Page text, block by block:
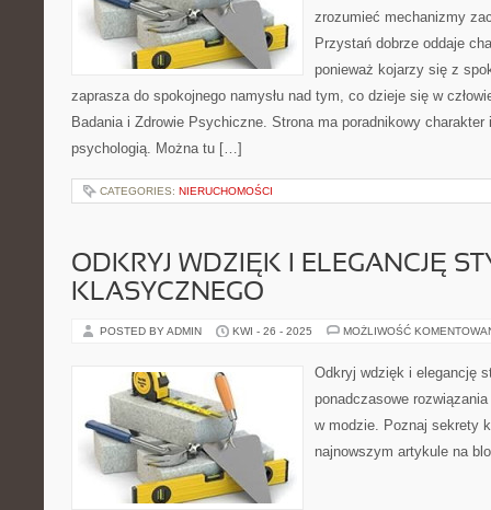
zrozumieć mechanizmy
Przystań dobrze oddaje
ponieważ kojarzy się z
zaprasza do spokojnego namysłu nad tym, co dzieje się w
Badania i Zdrowie Psychiczne. Strona ma poradnikowy
psychologią. Można tu […]
CATEGORIES: NIERUCHOMOŚCI
ODKRYJ WDZIĘK I ELEGANCJĘ
KLASYCZNEGO
POSTED BY ADMIN KWI - 26 - 2025 MOŻLIWOŚĆ
Odkryj wdzięk i elegancję
ponadczasowe
w modzie. Poznaj sekrety
najnowszym artykule na